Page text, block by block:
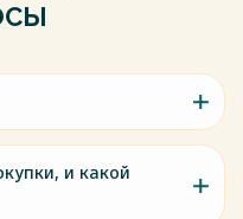
и какой